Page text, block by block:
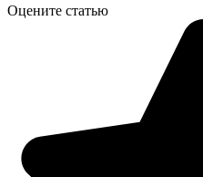
Оцените статью